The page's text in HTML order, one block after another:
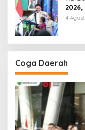
Baru
4
Coga Daerah